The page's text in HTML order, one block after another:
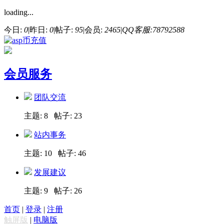
loading...
今日: 0|昨日: 0|帖子: 95|会员: 2465|QQ客服:78792588
会员服务
团队交流
主题: 8 帖子: 23
站内事务
主题: 10 帖子: 46
发展建议
主题: 9 帖子: 26
首页 | 登录 | 注册
触屏版 | 电脑版